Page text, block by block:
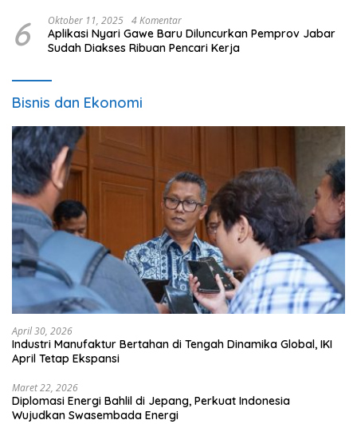
6 Oktober 11, 2025 4 Komentar
Aplikasi Nyari Gawe Baru Diluncurkan Pemprov Jabar
Sudah Diakses Ribuan Pencari Kerja
Bisnis dan Ekonomi
April 30, 2026
Industri Manufaktur Bertahan di Tengah Dinamika Global, IKI
April Tetap Ekspansi
Maret 22, 2026
Diplomasi Energi Bahlil di Jepang, Perkuat Indonesia
Wujudkan Swasembada Energi